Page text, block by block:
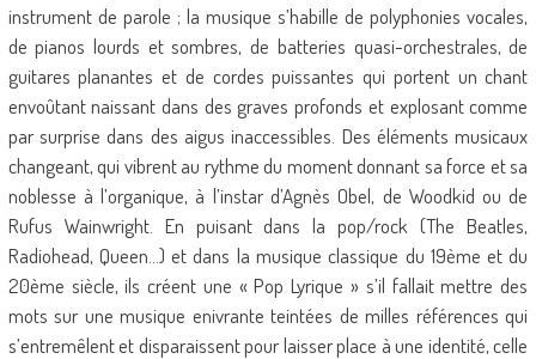
instrument de parole ; la musique s’habille de polyphonies vocales,
de pianos lourds et sombres, de batteries quasi-orchestrales, de
guitares planantes et de cordes puissantes qui portent un chant
envoûtant naissant dans des graves profonds et explosant comme
par surprise dans des aigus inaccessibles. Des éléments musicaux
changeant, qui vibrent au rythme du moment donnant sa force et sa
noblesse à l’organique, à l’instar d’Agnès Obel, de Woodkid ou de
Rufus Wainwright. En puisant dans la pop/rock (The Beatles,
Radiohead, Queen…) et dans la musique classique du 19ème et du
20ème siècle, ils créent une « Pop Lyrique » s’il fallait mettre des
mots sur une musique enivrante teintées de milles références qui
s’entremêlent et disparaissent pour laisser place à une identité, celle